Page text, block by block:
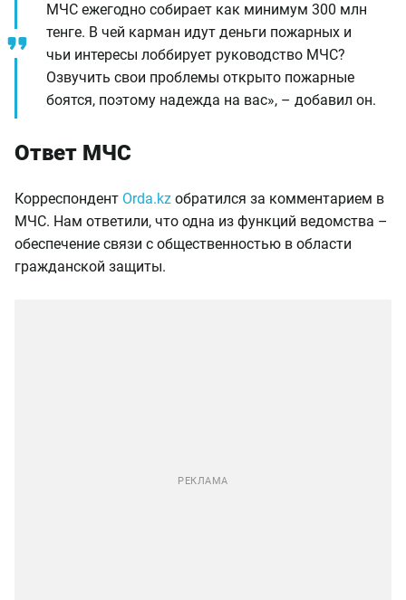
МЧС ежегодно собирает как минимум 300 млн
тенге. В чей карман идут деньги пожарных и
чьи интересы лоббирует руководство МЧС?
Озвучить свои проблемы открыто пожарные
боятся, поэтому надежда на вас», – добавил он.
Ответ МЧС
Корреспондент Orda.kz обратился за комментарием в
МЧС. Нам ответили, что одна из функций ведомства –
обеспечение связи с общественностью в области
гражданской защиты.